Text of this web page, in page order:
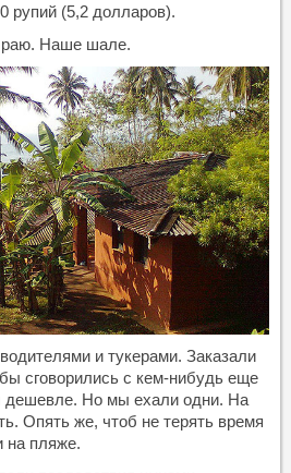
рупий (5,2 долларов).
Наше шале.
и тукерами. Заказали
сговорились с кем-нибудь еще
Но мы ехали одни. На
Опять же, чтоб не терять время
на пляже.